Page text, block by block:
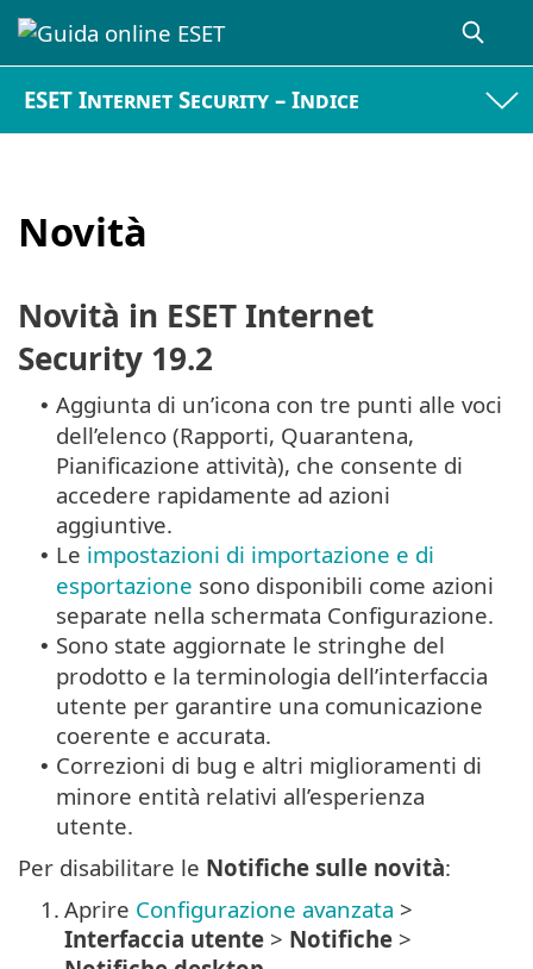
ESET Internet Security – Indice
Novità
Novità in ESET Internet
Security 19.2
• Aggiunta di un’icona con tre punti alle voci
dell’elenco (Rapporti, Quarantena,
Pianificazione attività), che consente di
accedere rapidamente ad azioni
aggiuntive.
• Le impostazioni di importazione e di
esportazione sono disponibili come azioni
separate nella schermata Configurazione.
• Sono state aggiornate le stringhe del
prodotto e la terminologia dell’interfaccia
utente per garantire una comunicazione
coerente e accurata.
• Correzioni di bug e altri miglioramenti di
minore entità relativi all’esperienza
utente.
Per disabilitare le Notifiche sulle novità:
1. Aprire Configurazione avanzata >
Interfaccia utente > Notifiche >